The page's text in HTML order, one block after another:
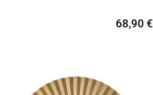
68,90 €